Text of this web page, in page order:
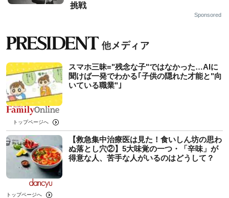
挑戦
Sponsored
スマホ三昧="残念な子"ではなかった…AIに
聞けば一発でわかる｢子供の隠れた才能と"向
いている職業"｣
トップページへ
【救急集中治療医は見た！食いしん坊の思わ
ぬ落とし穴②】5大味覚の一つ・「辛味」が
得意な人、苦手な人がいるのはどうして？
トップページへ